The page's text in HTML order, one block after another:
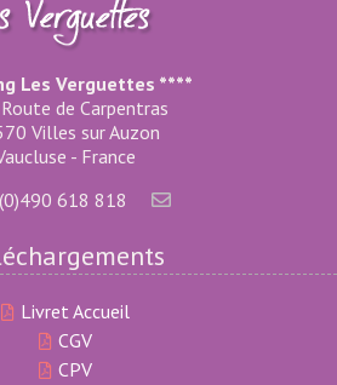
Les Verguettes ****
de Carpentras
Villes sur Auzon
- France
618 818
Livret Accueil
CGV
CPV